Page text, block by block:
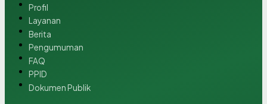
Profil
Layanan
Berita
Pengumuman
FAQ
PPID
Dokumen Publik